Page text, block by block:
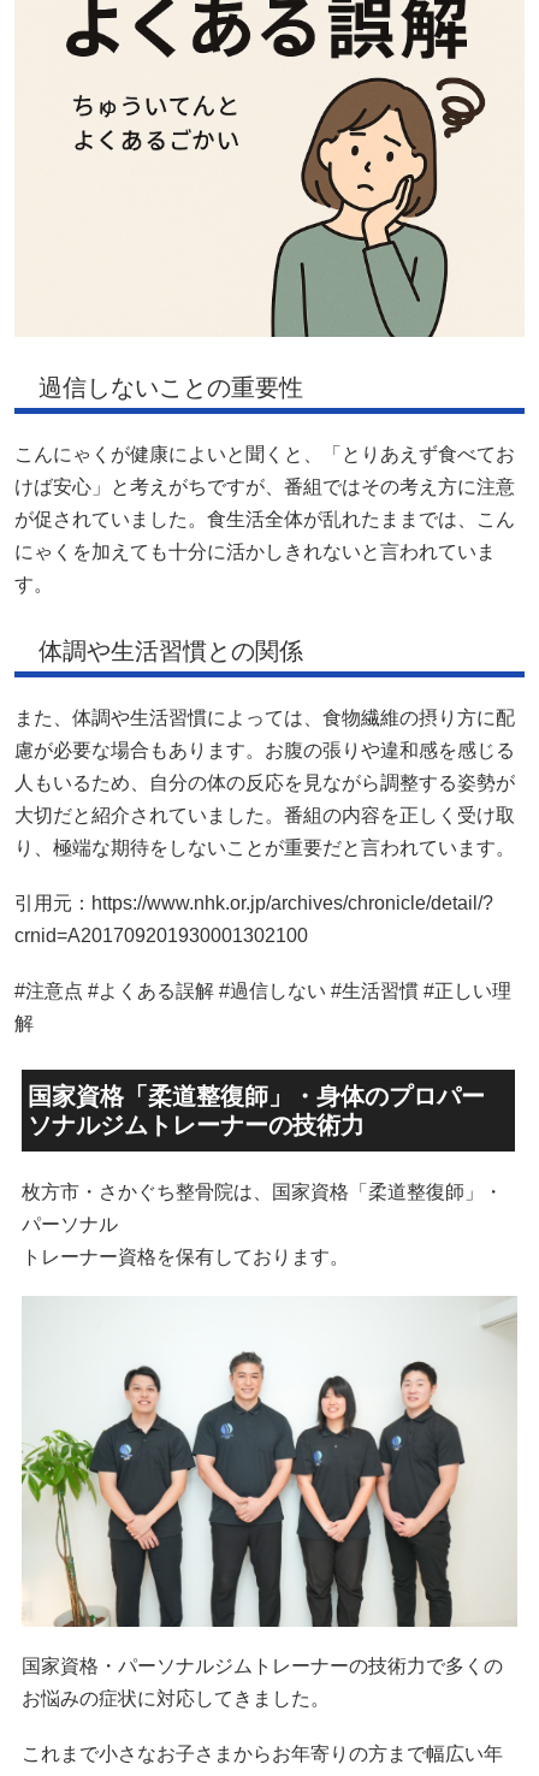
過信しないことの重要性
こんにゃくが健康によいと聞くと、「とりあえず食べてお
けば安心」と考えがちですが、番組ではその考え方に注意
が促されていました。食生活全体が乱れたままでは、こん
にゃくを加えても十分に活かしきれないと言われていま
す。
体調や生活習慣との関係
また、体調や生活習慣によっては、食物繊維の摂り方に配
慮が必要な場合もあります。お腹の張りや違和感を感じる
人もいるため、自分の体の反応を見ながら調整する姿勢が
大切だと紹介されていました。番組の内容を正しく受け取
り、極端な期待をしないことが重要だと言われています。
引用元：https://www.nhk.or.jp/archives/chronicle/detail/?
crnid=A201709201930001302100
#注意点 #よくある誤解 #過信しない #生活習慣 #正しい理
解
国家資格「柔道整復師」・身体のプロパー
ソナルジムトレーナーの技術力
枚方市・さかぐち整骨院は、国家資格「柔道整復師」・
パーソナル
トレーナー資格を保有しております。
国家資格・パーソナルジムトレーナーの技術力で多くの
お悩みの症状に対応してきました。
これまで小さなお子さまからお年寄りの方まで幅広い年